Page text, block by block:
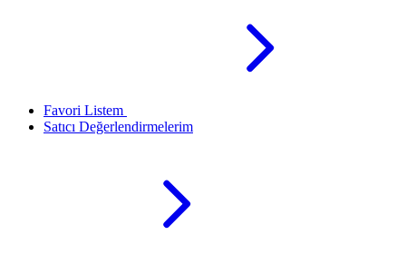
Favori Listem
Satıcı Değerlendirmelerim